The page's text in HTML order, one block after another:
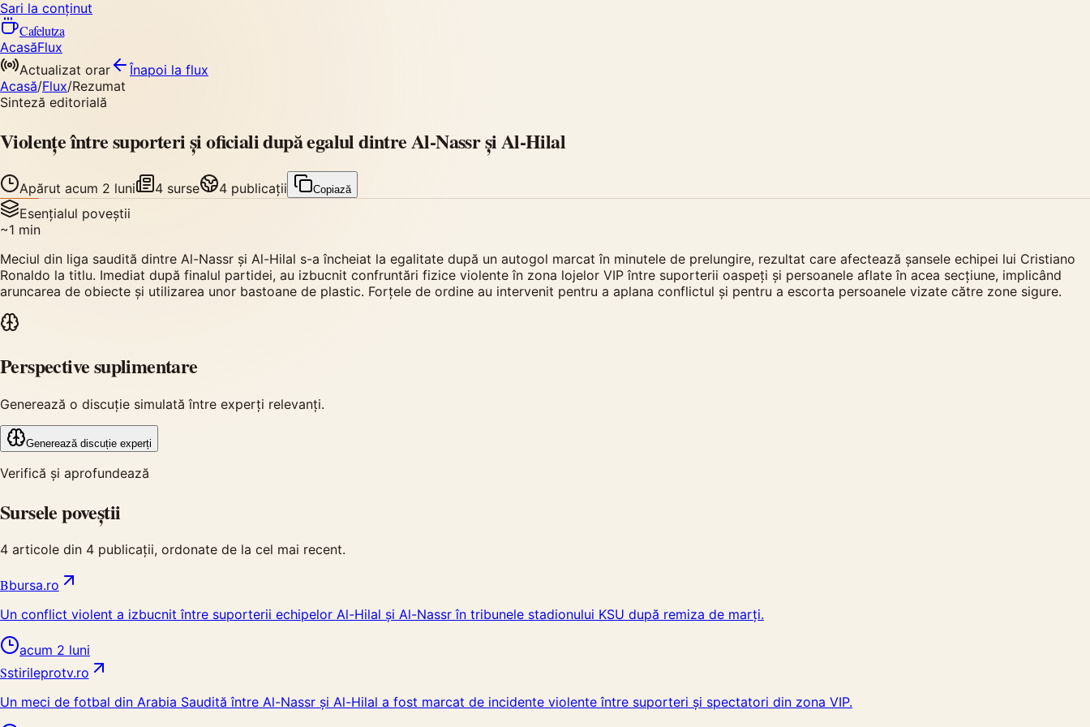
Sari la conținut
Cafelutza
AcasăFlux
Actualizat orar
Înapoi la flux
Acasă/Flux/Rezumat
Sinteză editorială
Violențe între suporteri și oficiali după egalul dintre Al-Nassr și Al-Hilal
Apărut acum 2 luni 4 surse 4 publicații Copiază
Esențialul poveștii
~1 min
Meciul din liga saudită dintre Al-Nassr și Al-Hilal s-a încheiat la egalitate după un autogol marcat în minutele de prelungire, rezultat care afectează șansele echipei lui Cristiano
Ronaldo la titlu. Imediat după finalul partidei, au izbucnit confruntări fizice violente în zona lojelor VIP între suporterii oaspeți și persoanele aflate în acea secțiune, implicând
aruncarea de obiecte și utilizarea unor bastoane de plastic. Forțele de ordine au intervenit pentru a aplana conflictul și pentru a escorta persoanele vizate către zone sigure.
Perspective suplimentare
Generează o discuție simulată între experți relevanți.
Generează discuție experți
Verifică și aprofundează
Sursele poveștii
4 articole din 4 publicații, ordonate de la cel mai recent.
Bbursa.ro
Un conflict violent a izbucnit între suporterii echipelor Al-Hilal și Al-Nassr în tribunele stadionului KSU după remiza de marți.
acum 2 luni
Sstirileprotv.ro
Un meci de fotbal din Arabia Saudită între Al-Nassr și Al-Hilal a fost marcat de incidente violente între suporteri și spectatori din zona VIP.